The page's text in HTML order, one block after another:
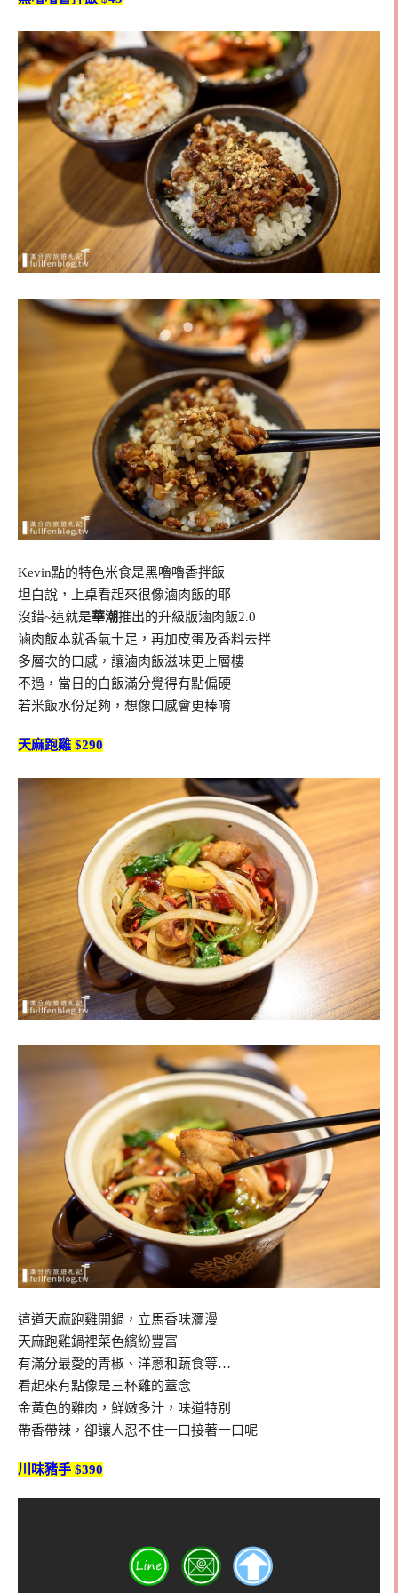
Kevin點的特色米食是黑嚕嚕香拌飯
坦白說，上桌看起來很像滷肉飯的耶
沒錯~這就是華潮推出的升級版滷肉飯2.0
滷肉飯本就香氣十足，再加皮蛋及香料去拌
多層次的口感，讓滷肉飯滋味更上層樓
不過，當日的白飯滿分覺得有點偏硬
若米飯水份足夠，想像口感會更棒唷
天麻跑雞 $290
這道天麻跑雞開鍋，立馬香味瀰漫
天麻跑雞鍋裡菜色繽紛豐富
有滿分最愛的青椒、洋蔥和蔬食等…
看起來有點像是三杯雞的蓋念
金黃色的雞肉，鮮嫩多汁，味道特別
帶香帶辣，卻讓人忍不住一口接著一口呢
川味豬手 $390